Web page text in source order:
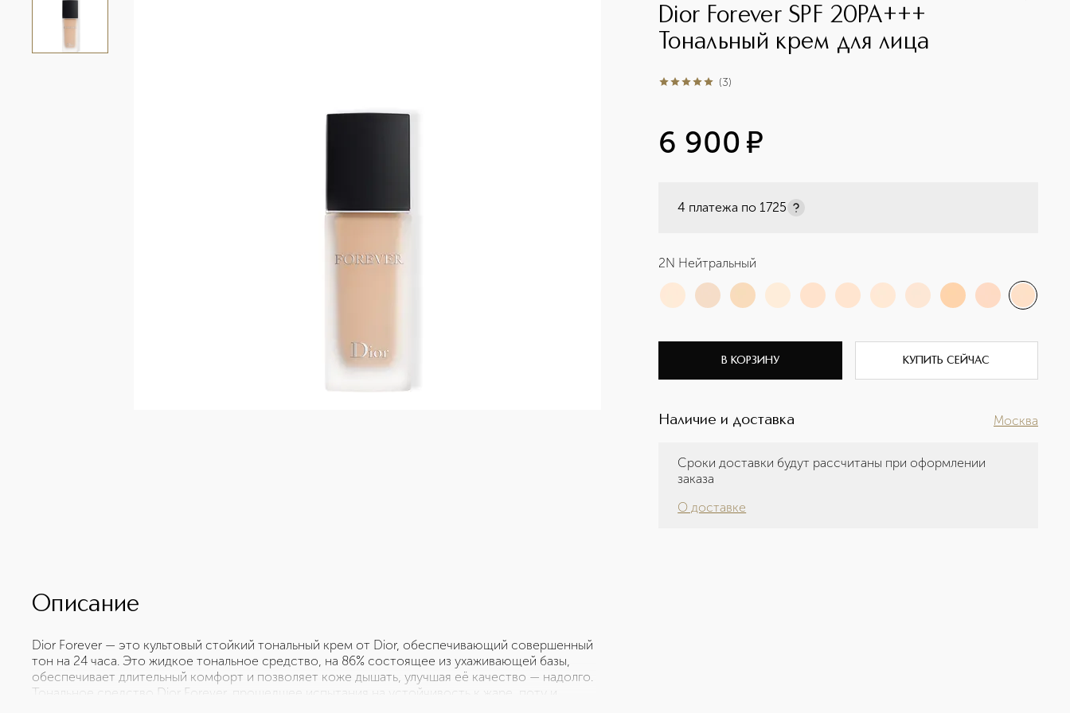
Dior Forever SPF 20PA+++
Тональный крем для лица
5из 53 (3)
6 900 ¤
4 платежа по 1725
2N Нейтральный
В КОРЗИНУ КУПИТЬ СЕЙЧАС
Наличие и доставка Москва
Сроки доставки будут рассчитаны при оформлении
заказа
О доставке
Описание
Dior Forever — это культовый стойкий тональный крем от Dior, обеспечивающий совершенный
тон на 24 часа. Это жидкое тональное средство, на 86% состоящее из ухаживающей базы,
обеспечивает длительный комфорт и позволяет коже дышать, улучшая её качество — надолго.
Тональное средство Dior Forever, прошедшее испытания на устойчивость к жаре, поту и